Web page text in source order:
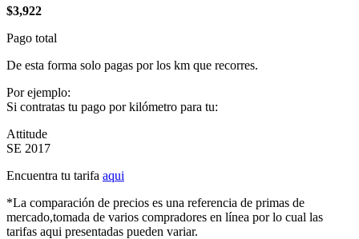
$3,922
Pago total
De esta forma solo pagas por los km que recorres.
Por ejemplo:
Si contratas tu pago por kilómetro para tu:
Attitude
SE 2017
Encuentra tu tarifa aqui
*La comparación de precios es una referencia de primas de
mercado,tomada de varios compradores en línea por lo cual las
tarifas aqui presentadas pueden variar.